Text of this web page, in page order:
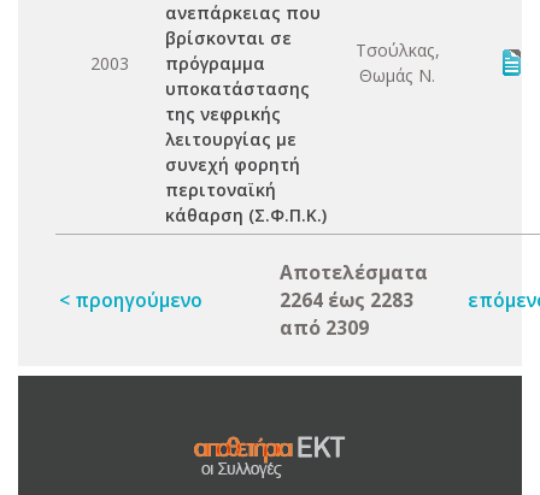
2003
ανεπάρκειας που
βρίσκονται σε
πρόγραμμα
υποκατάστασης
της νεφρικής
λειτουργίας με
συνεχή φορητή
περιτοναϊκή
κάθαρση (Σ.Φ.Π.Κ.)
Τσούλκας,
Θωμάς Ν.
< προηγούμενο
Αποτελέσματα
2264 έως 2283
από 2309